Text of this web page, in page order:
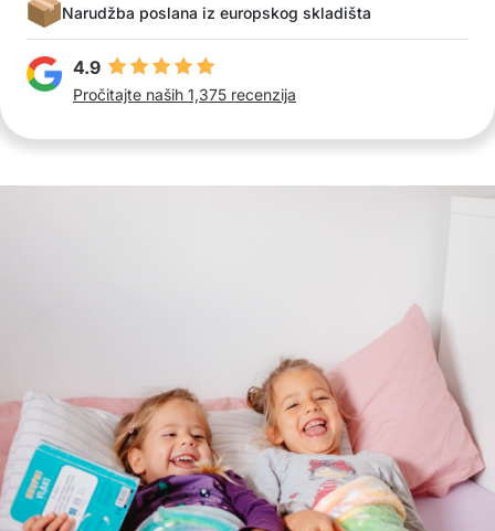
Narudžba poslana iz europskog skladišta
4.9
Pročitajte naših 1,375 recenzija